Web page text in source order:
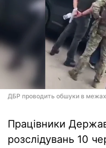
ДБР проводить обшуки в межах
Працівники
розслідувань 10